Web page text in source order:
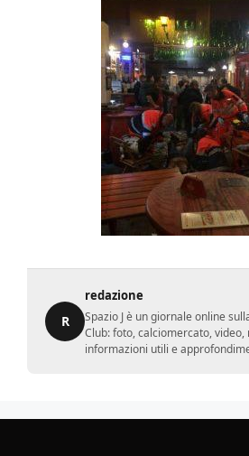
R
redazione
Spazio J è un giornale online
Club: foto, calciomercato, video,
informazioni utili e